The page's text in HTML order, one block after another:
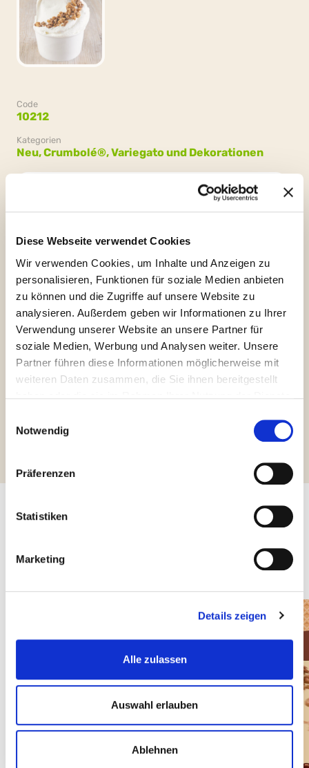
Diese Webseite verwendet Cookies
Wir verwenden Cookies, um Inhalte und Anzeigen zu
personalisieren, Funktionen für soziale Medien anbieten
zu können und die Zugriffe auf unsere Website zu
analysieren. Außerdem geben wir Informationen zu Ihrer
Verwendung unserer Website an unsere Partner für
soziale Medien, Werbung und Analysen weiter. Unsere
Partner führen diese Informationen möglicherweise mit
weiteren Daten zusammen, die Sie ihnen bereitgestellt
Notwendig
Präferenzen
Statistiken
Marketing
Details zeigen
Alle zulassen
Auswahl erlauben
Ablehnen
Code
10212
Kategorien
Neu,Crumbolé®,Variegato und Dekorationen
Glutenfrei
Weitere Informationen abfragen
interessieren könnten